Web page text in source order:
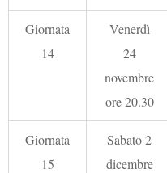
Giornata
14
Venerdì
24
novembre
ore 20.30
Giornata
15
Sabato 2
dicembre